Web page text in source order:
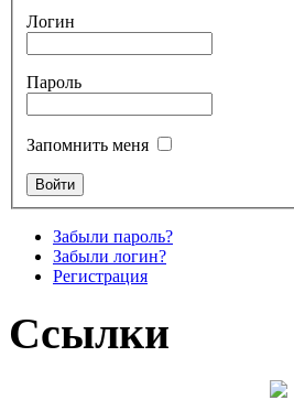
Логин
Пароль
Запомнить меня
Забыли пароль?
Забыли логин?
Регистрация
Ссылки